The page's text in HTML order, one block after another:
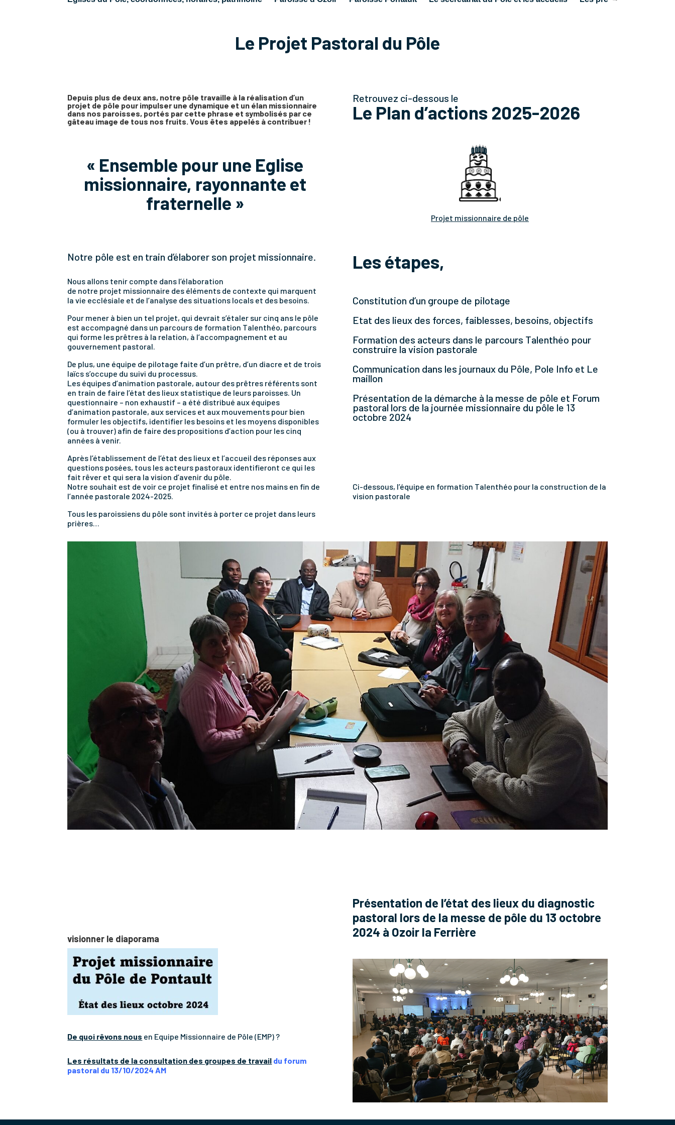
Le Projet Pastoral du Pôle
Depuis plus de deux ans, notre pôle travaille à la réalisation d’un
projet de pôle pour impulser une dynamique et un élan missionnaire
dans nos paroisses, portés par cette phrase et symbolisés par ce
gâteau image de tous nos fruits. Vous êtes appelés à contribuer !
« Ensemble pour une Eglise
missionnaire, rayonnante et
fraternelle »
Retrouvez ci-dessous le
Le Plan d’actions 2025-2026
Projet missionnaire de pôle
Notre pôle est en train d’élaborer son projet missionnaire.
Nous allons tenir compte dans l’élaboration
de notre projet missionnaire des éléments de contexte qui marquent
la vie ecclésiale et de l’analyse des situations locals et des besoins.
Pour mener à bien un tel projet, qui devrait s’étaler sur cinq ans le pôle
est accompagné dans un parcours de formation Talenthéo, parcours
qui forme les prêtres à la relation, à l’accompagnement et au
gouvernement pastoral.
De plus, une équipe de pilotage faite d’un prêtre, d’un diacre et de trois
laïcs s’occupe du suivi du processus.
Les équipes d’animation pastorale, autour des prêtres référents sont
en train de faire l’état des lieux statistique de leurs paroisses. Un
questionnaire – non exhaustif – a été distribué aux équipes
d’animation pastorale, aux services et aux mouvements pour bien
formuler les objectifs, identifier les besoins et les moyens disponibles
(ou à trouver) afin de faire des propositions d’action pour les cinq
années à venir.
Après l’établissement de l’état des lieux et l’accueil des réponses aux
questions posées, tous les acteurs pastoraux identifieront ce qui les
fait rêver et qui sera la vision d’avenir du pôle.
Notre souhait est de voir ce projet finalisé et entre nos mains en fin de
l’année pastorale 2024-2025.
Tous les paroissiens du pôle sont invités à porter ce projet dans leurs
prières…
Les étapes,
Constitution d’un groupe de pilotage
Etat des lieux des forces, faiblesses, besoins, objectifs
Formation des acteurs dans le parcours Talenthéo pour
construire la vision pastorale
Communication dans les journaux du Pôle, Pole Info et Le
maillon
Présentation de la démarche à la messe de pôle et Forum
pastoral lors de la journée missionnaire du pôle le 13
octobre 2024
Ci-dessous, l’équipe en formation Talenthéo pour la construction de la
vision pastorale
visionner le diaporama
De quoi rêvons nous en Equipe Missionnaire de Pôle (EMP) ?
Les résultats de la consultation des groupes de travail du forum
pastoral du 13/10/2024 AM
Présentation de l’état des lieux du diagnostic
pastoral lors de la messe de pôle du 13 octobre
2024 à Ozoir la Ferrière